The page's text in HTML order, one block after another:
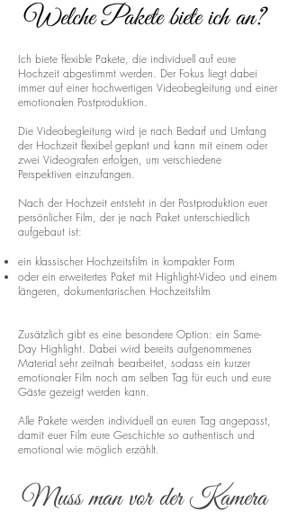
Welche Pakete biete ich an?
Ich biete flexible Pakete, die individuell auf eure
Hochzeit abgestimmt werden. Der Fokus liegt dabei
immer auf einer hochwertigen Videobegleitung und einer
emotionalen Postproduktion.
Die Videobegleitung wird je nach Bedarf und Umfang
der Hochzeit flexibel geplant und kann mit einem oder
zwei Videografen erfolgen, um verschiedene
Perspektiven einzufangen.
Nach der Hochzeit entsteht in der Postproduktion euer
persönlicher Film, der je nach Paket unterschiedlich
aufgebaut ist:
ein klassischer Hochzeitsfilm in kompakter Form
oder ein erweitertes Paket mit Highlight-Video und einem
längeren, dokumentarischen Hochzeitsfilm
Zusätzlich gibt es eine besondere Option: ein Same-
Day Highlight. Dabei wird bereits aufgenommenes
Material sehr zeitnah bearbeitet, sodass ein kurzer
emotionaler Film noch am selben Tag für euch und eure
Gäste gezeigt werden kann.
Alle Pakete werden individuell an euren Tag angepasst,
damit euer Film eure Geschichte so authentisch und
emotional wie möglich erzählt.
Muss man vor der Kamera